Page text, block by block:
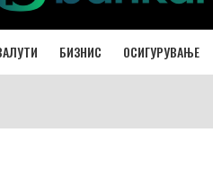
БИЗНИС ОСИГУРУВАЊЕ